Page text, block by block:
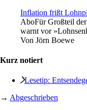
Inflation frißt
AboFür Großteil
warnt vor
Von Jörn Boewe
Kurz notiert
Lesetip:
→ Abgeschrieben